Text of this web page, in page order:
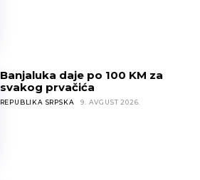
Banjaluka daje po 100 KM za
svakog prvačića
REPUBLIKA SRPSKA 9. AVGUST 2026.